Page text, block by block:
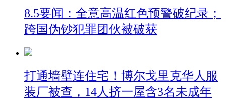
8.5要闻：全意高温红色预警破纪录；
跨国伪钞犯罪团伙被破获
打通墙壁连住宅！博尔戈里克华人服
装厂被查，14人挤一屋含3名未成年